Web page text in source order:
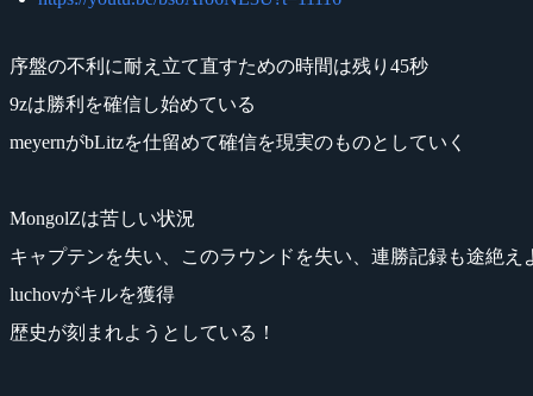
序盤の不利に耐え立て直すための時間は残り45秒
9zは勝利を確信し始めている
meyernがbLitzを仕留めて確信を現実のものとしていく
MongolZは苦しい状況
キャプテンを失い、このラウンドを失い、連勝記録も途絶え
luchovがキルを獲得
歴史が刻まれようとしている！